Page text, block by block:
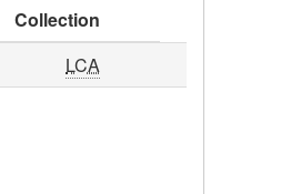
Collection
LCA